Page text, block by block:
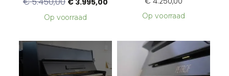
Op voorraad Op voorraad